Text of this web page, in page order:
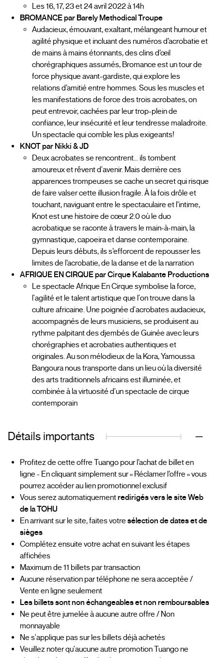
Les 16, 17, 23 et 24 avril 2022 à 14h
BROMANCE par Barely Methodical Troupe
Audacieux, émouvant, exaltant, mélangeant humour et
agilité physique et incluant des numéros d’acrobatie et
de mains à mains étonnants, des clins d’œil
chorégraphiques assumés, Bromance est un tour de
force physique avant-gardiste, qui explore les
relations d’amitié entre hommes. Sous les muscles et
les manifestations de force des trois acrobates, on
peut entrevoir, cachées par leur trop-plein de
confiance, leur insécurité et leur tendresse maladroite.
Un spectacle qui comble les plus exigeants!
KNOT par Nikki & JD
Deux acrobates se rencontrent... ils tombent
amoureux et rêvent d'avenir. Mais derrière ces
apparences trompeuses se cache un secret qui risque
de faire valser cette illusion fragile. À la fois drôle et
touchant, naviguant entre le spectaculaire et l’intime,
Knot est une histoire de cœur 2.0 où le duo
acrobatique se raconte à travers le main-à-main, la
gymnastique, capoeira et danse contemporaine.
Depuis leurs débuts, ils s’efforcent de repousser les
limites de l’acrobatie, de la danse et de la narration
AFRIQUE EN CIRQUE par Cirque Kalabante Productions
Le spectacle Afrique En Cirque symbolise la force,
l'agilité et le talent artistique que l'on trouve dans la
culture africaine. Une poignée d'acrobates audacieux,
accompagnés de leurs musiciens, se produisent au
rythme palpitant des djembés de Guinée avec leurs
chorégraphies et acrobaties authentiques et
originales. Au son mélodieux de la Kora, Yamoussa
Bangoura nous transporte dans un lieu où la diversité
des arts traditionnels africains est illuminée, et
combinée à la virtuosité d'un spectacle de cirque
contemporain
Détails importants
Profitez de cette offre Tuango pour l’achat de billet en
ligne - En cliquant simplement sur « Réclamer l’offre » vous
pourrez accéder au lien promotionnel exclusif
Vous serez automatiquementredirigés vers le site Web
de la TOHU
En arrivant sur le site, faites votre sélection de dates et de
sièges
Complétez ensuite votre achat en suivant les étapes
affichées
Maximum de 11 billets par transaction
Aucune réservation par téléphone ne sera acceptée /
Vente en ligne seulement
Les billets sont non échangeables et non remboursables
Ne peut être jumelée à aucune autre offre / Non
monnayable
Ne s'applique pas sur les billets déjà achetés
Veuillez noter qu'aucune autre promotion Tuango ne